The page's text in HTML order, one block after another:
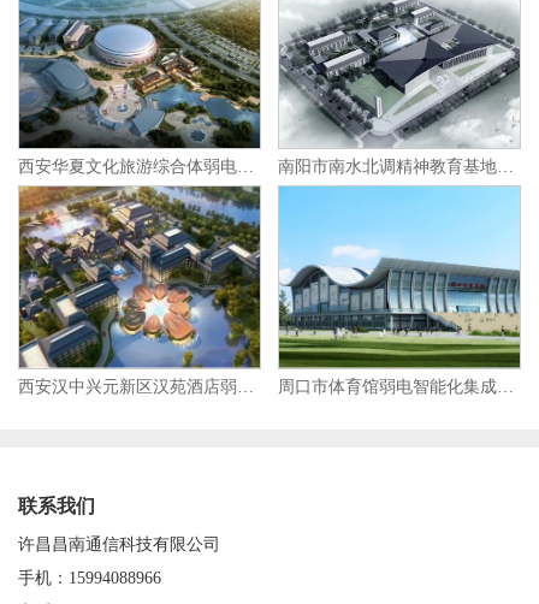
西安汉中兴元新区汉苑酒店弱电智能化集成项目 周口市体育馆弱电智能化集成项目
联系我们
许昌昌南通信科技有限公司
手机：15994088966